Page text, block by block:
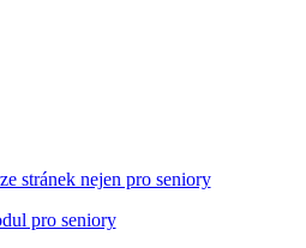
stránek nejen pro seniory